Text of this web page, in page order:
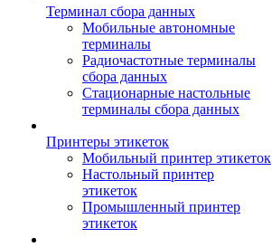
Терминал сбора данных
Мобильные автономные
терминалы
Радиочастотные терминалы
сбора данных
Стационарные настольные
терминалы сбора данных
Принтеры этикеток
Мобильный принтер этикеток
Настольный принтер
этикеток
Промышленный принтер
этикеток